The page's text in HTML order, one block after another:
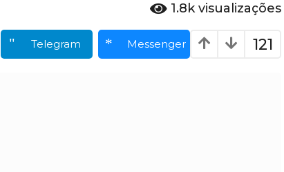
1.8k visualizações
121
Telegram Messenger